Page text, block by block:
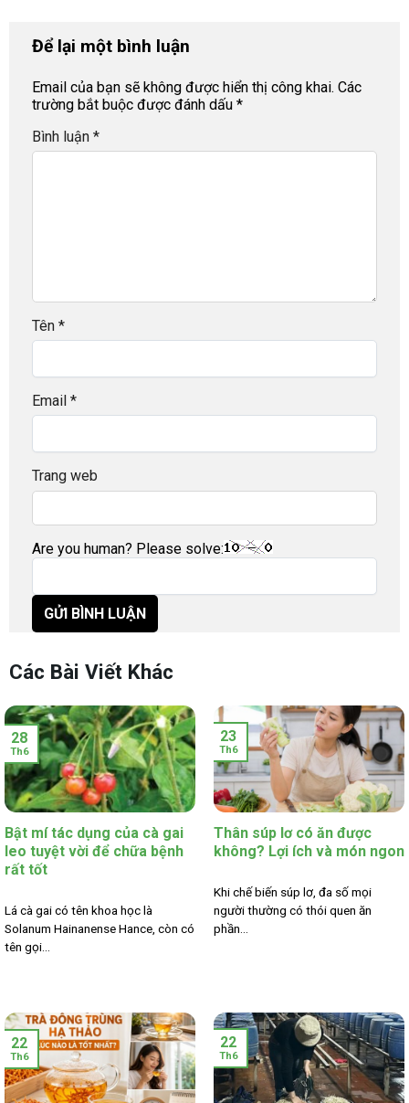
Để lại một bình luận
Email của bạn sẽ không được hiển thị công khai. Các
trường bắt buộc được đánh dấu *
Bình luận *
Tên *
Email *
Trang web
Are you human? Please solve:
Các Bài Viết Khác
Bật mí tác dụng của cà gai
leo tuyệt vời để chữa bệnh
rất tốt
Lá cà gai có tên khoa học là
Solanum Hainanense Hance, còn có
tên gọi...
28
Th6
Thân súp lơ có ăn được
không? Lợi ích và món ngon
Khi chế biến súp lơ, đa số mọi
người thường có thói quen ăn
phần...
23
Th6
22
Th6
22
Th6